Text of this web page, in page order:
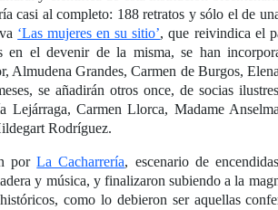
casi al completo: 188 retratos y sólo el de
‘Las mujeres en su sitio’, que reivindica el
en el devenir de la misma, se han
Almudena Grandes, Carmen de Burgos,
se añadirán otros once, de socias
Lejárraga, Carmen Llorca, Madame
Rodríguez.
porLa Cacharrería, escenario de
y música, y finalizaron subiendo a la
como lo debieron ser aquellas